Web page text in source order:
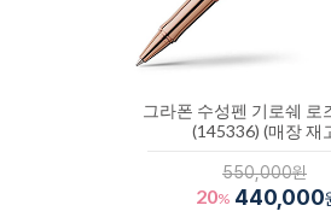
그라폰 수성펜 기로쉐 로
(145336) (매장 재
550,000원
20% 440,000